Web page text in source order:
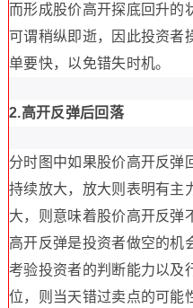
而形成股价高开探底回升的
可谓稍纵即逝，因此投资者
单要快，以免错失时机。
2.高开反弹后回落
分时图中如果股价高开反弹
持续放大，放大则表明有主
大，则意味着股价高开反弹
高开反弹是投资者做空的机
考验投资者的判断能力以及
位，则当天错过卖点的可能